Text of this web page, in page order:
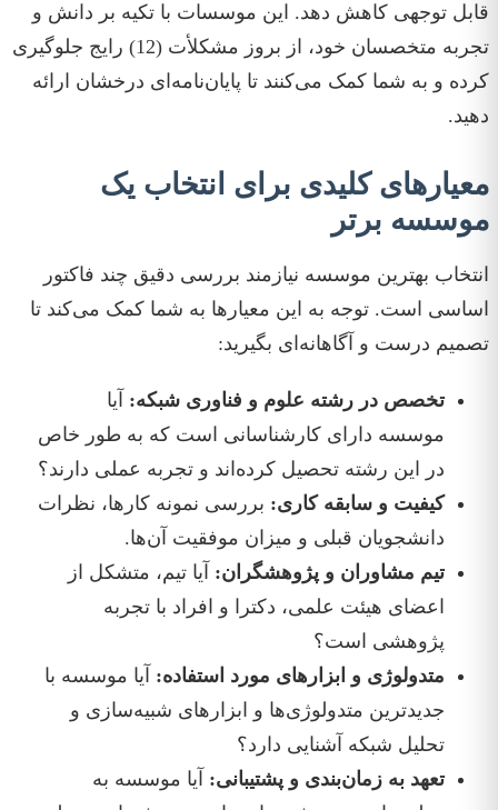
قابل توجهی کاهش دهد. این موسسات با تکیه بر دانش و
تجربه متخصسان خود، از بروز مشکلأت (12) رایج جلوگیری
کرده و به شما کمک می‌کنند تا پایان‌نامه‌ای درخشان ارائه
دهید.
معیارهای کلیدی برای انتخاب یک
موسسه برتر
انتخاب بهترین موسسه نیازمند بررسی دقیق چند فاکتور
اساسی است. توجه به این معیارها به شما کمک می‌کند تا
تصمیم درست و آگاهانه‌ای بگیرید:
تخصص در رشته علوم و فناوری شبکه: آیا
موسسه دارای کارشناسانی است که به طور خاص
در این رشته تحصیل کرده‌اند و تجربه عملی دارند؟
کیفیت و سابقه کاری: بررسی نمونه کارها، نظرات
دانشجویان قبلی و میزان موفقیت آن‌ها.
تیم مشاوران و پژوهشگران: آیا تیم، متشکل از
اعضای هیئت علمی، دکترا و افراد با تجربه
پژوهشی است؟
متدولوژی و ابزارهای مورد استفاده: آیا موسسه با
جدیدترین متدولوژی‌ها و ابزارهای شبیه‌سازی و
تحلیل شبکه آشنایی دارد؟
تعهد به زمان‌بندی و پشتیبانی: آیا موسسه به